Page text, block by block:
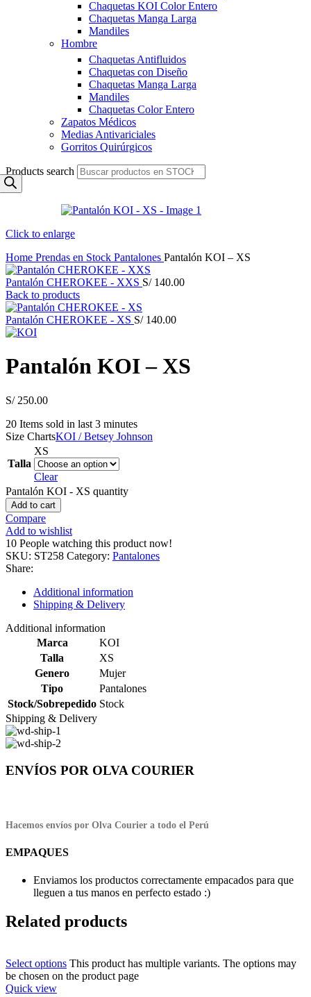
Chaquetas KOI Color Entero
Chaquetas Manga Larga
Mandiles
Hombre
Chaquetas Antifluidos
Chaquetas con Diseño
Chaquetas Manga Larga
Mandiles
Chaquetas Color Entero
Zapatos Médicos
Medias Antivariciales
Gorritos Quirúrgicos
Products search
Click to enlarge
Home Prendas en Stock Pantalones Pantalón KOI – XS
Pantalón CHEROKEE - XXS S/140.00
Back to products
Pantalón CHEROKEE - XS S/140.00
Pantalón KOI – XS
S/250.00
20 Items sold in last 3 minutes
Size ChartsKOI / Betsey Johnson
Talla
XS
Clear
Pantalón KOI - XS quantity
Add to cart
Compare
Add to wishlist
10 People watching this product now!
SKU: ST258 Category: Pantalones
Share:
Additional information
Shipping & Delivery
Additional information
Marca
KOI
Talla
XS
Genero
Mujer
Tipo
Pantalones
Stock/Sobrepedido Stock
Shipping & Delivery
ENVÍOS POR OLVA COURIER
Hacemos envíos por Olva Courier a todo el Perú
EMPAQUES
Enviamos los productos correctamente empacados para que
lleguen a tus manos en perfecto estado :)
Related products
Select options This product has multiple variants. The options may
be chosen on the product page
Quick view